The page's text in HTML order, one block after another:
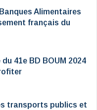
Alimentaires
français du
41e BD BOUM 2024
transports publics et